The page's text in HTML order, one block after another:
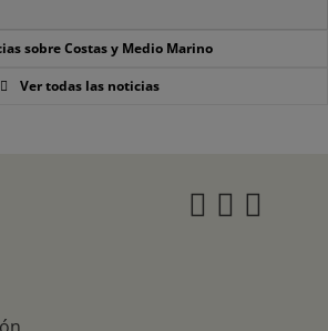
sobre Costas y Medio Marino
Ver todas las noticias